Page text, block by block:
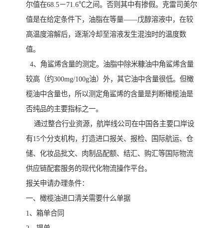
尔值在68.5－71.6℃之间。否则其中有掺假。克雷司美尔
值是在给定条件下，油脂在等量——戊醇溶液中，在较
高温度溶解后，逐渐冷却至溶液发生混浊时的温度数
值。
4、角鲨烯含量的测定。油脂中除米糠油中角鲨烯含量
较高（约300mg/100g油）外，其它油中含量很低。但橄
榄油中含量也，所以测定角鲨烯的含量是判断橄榄油是
否纯品的主要指标之一。
通过整合行业资源，航岸线公司在中国各主要口岸设
有15个分支机构，打造进口报关、报检、国际航运、仓
储、化妆品批文、肉制品配额、结汇、购汇等国际物流
供应链配套服务的现代化物流操作平台。
报关申请办理条件：
一、橄榄油进口清关需要什么单据
1、箱单合同